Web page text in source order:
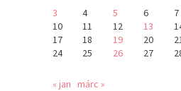
3
4 5 6 7
10
11 12 13
17
18 19 20
24
25 26 27
« jan márc »